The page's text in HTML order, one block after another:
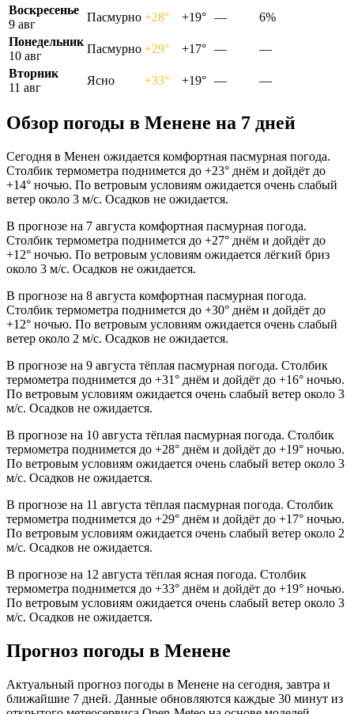
Воскресенье
9 авг
Пасмурно +28° +19° —
6%
Понедельник
10 авг
Пасмурно +29° +17° —
—
Вторник
11 авг
Ясно +33° +19° — —
Обзор погоды в Менене на 7 дней
Сегодня в Менен ожидается комфортная пасмурная погода.
Столбик термометра поднимется до +23° днём и дойдёт до
+14° ночью. По ветровым условиям ожидается очень слабый
ветер около 3 м/с. Осадков не ожидается.
В прогнозе на 7 августа комфортная пасмурная погода.
Столбик термометра поднимется до +27° днём и дойдёт до
+12° ночью. По ветровым условиям ожидается лёгкий бриз
около 3 м/с. Осадков не ожидается.
В прогнозе на 8 августа комфортная пасмурная погода.
Столбик термометра поднимется до +30° днём и дойдёт до
+12° ночью. По ветровым условиям ожидается очень слабый
ветер около 2 м/с. Осадков не ожидается.
В прогнозе на 9 августа тёплая пасмурная погода. Столбик
термометра поднимется до +31° днём и дойдёт до +16° ночью.
По ветровым условиям ожидается очень слабый ветер около 3
м/с. Осадков не ожидается.
В прогнозе на 10 августа тёплая пасмурная погода. Столбик
термометра поднимется до +28° днём и дойдёт до +19° ночью.
По ветровым условиям ожидается очень слабый ветер около 3
м/с. Осадков не ожидается.
В прогнозе на 11 августа тёплая пасмурная погода. Столбик
термометра поднимется до +29° днём и дойдёт до +17° ночью.
По ветровым условиям ожидается очень слабый ветер около 2
м/с. Осадков не ожидается.
В прогнозе на 12 августа тёплая ясная погода. Столбик
термометра поднимется до +33° днём и дойдёт до +19° ночью.
По ветровым условиям ожидается очень слабый ветер около 3
м/с. Осадков не ожидается.
Прогноз погоды в Менене
Актуальный прогноз погоды в Менене на сегодня, завтра и
ближайшие 7 дней. Данные обновляются каждые 30 минут из